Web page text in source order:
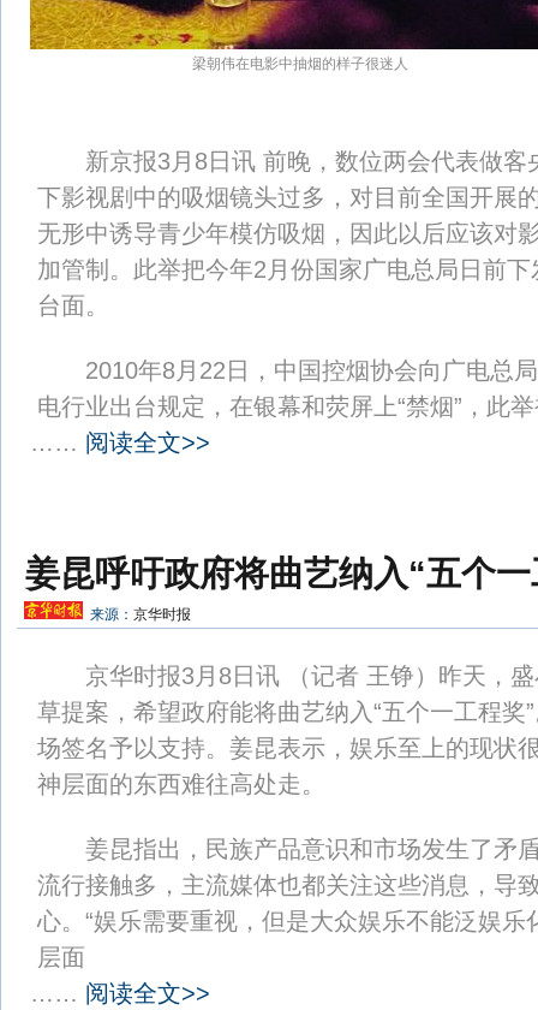
梁朝伟在电影中抽烟的样子很迷人
新京报3月8日讯 前晚，数位两会代表做客
下影视剧中的吸烟镜头过多，对目前全国开展
无形中诱导青少年模仿吸烟，因此以后应该对
加管制。此举把今年2月份国家广电总局日前下
台面。
2010年8月22日，中国控烟协会向广电总局
电行业出台规定，在银幕和荧屏上“禁烟”，此
…… 阅读全文>>
姜昆呼吁政府将曲艺纳入“五个
来源： 京华时报
京华时报3月8日讯 （记者 王铮）昨天，盛
草提案，希望政府能将曲艺纳入“五个一工程奖
场签名予以支持。姜昆表示，娱乐至上的现状
神层面的东西难往高处走。
姜昆指出，民族产品意识和市场发生了矛
流行接触多，主流媒体也都关注这些消息，导
心。“娱乐需要重视，但是大众娱乐不能泛娱乐
层面
…… 阅读全文>>